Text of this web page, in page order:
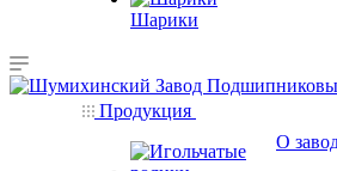
Шарики
Продукция
О